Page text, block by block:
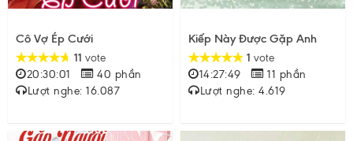
Cô Vợ Ép Cưới
11 vote
20:30:01
40 phần
Lượt nghe: 16.087
Kiếp Này Được Gặp Anh
1 vote
14:27:49
11 phần
Lượt nghe: 4.619